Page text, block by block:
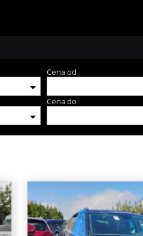
Cena od
Cena do